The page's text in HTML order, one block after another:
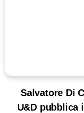
Salvatore Di
U&D pubblica